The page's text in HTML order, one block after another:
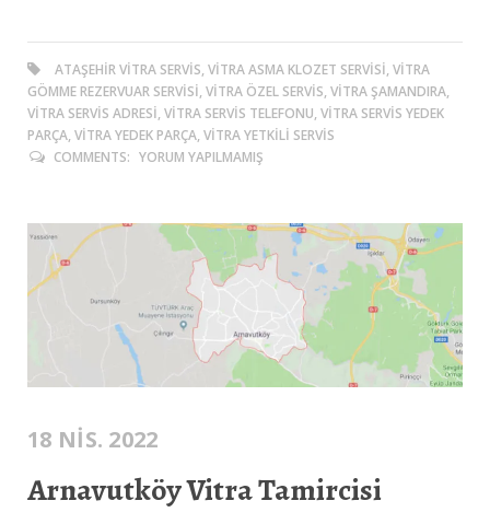
ATAŞEHIR VITRA SERVIS, VITRA ASMA KLOZET SERVISI, VITRA
GÖMME REZERVUAR SERVISI, VITRA ÖZEL SERVIS, VITRA ŞAMANDIRA,
VITRA SERVIS ADRESI, VITRA SERVIS TELEFONU, VITRA SERVIS YEDEK
PARÇA, VITRA YEDEK PARÇA, VITRA YETKILI SERVIS
COMMENTS: YORUM YAPILMAMIŞ
18 NIS. 2022
Arnavutköy Vitra Tamircisi